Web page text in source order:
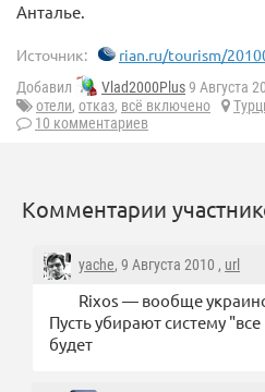
Анталье.
Источник: rian.ru/tourism/
Добавил Vlad2000Plus9 Августа
отели, отказ, всё включено
10 комментариев
Комментарии
yache, 9 Августа 2010 , url
Rixos — вообще
Пусть убирают систему
будет